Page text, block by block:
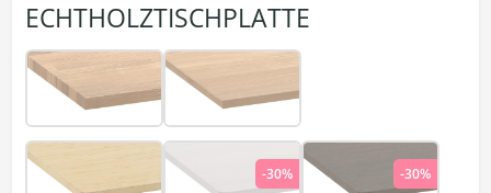
ECHTHOLZTISCHPLATTE
-30% -30%